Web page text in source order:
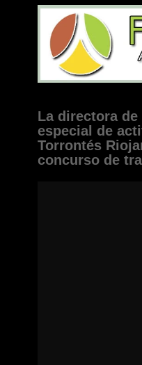
La directora de
especial de
Torrontés
concurso de